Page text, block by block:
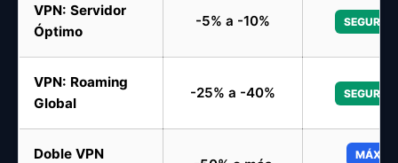
VPN: Servidor
Óptimo
-5% a -10% SEGURO
VPN: Roaming
Global
-25% a -40% SEGURO
Doble VPN
MÁX.